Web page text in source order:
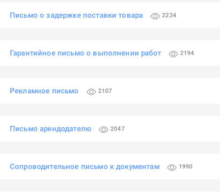
Письмо о задержке поставки товара 2234
Гарантийное письмо о выполнении работ 2194
Рекламное письмо 2107
Письмо арендодателю 2047
Сопроводительное письмо к документам 1990